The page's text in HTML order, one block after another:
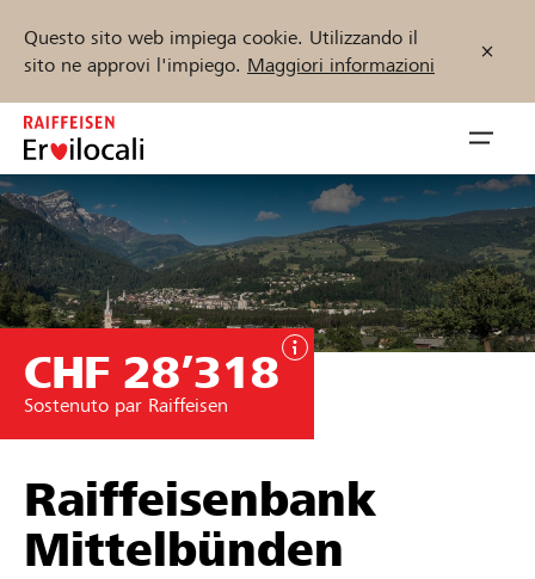
Questo sito web impiega cookie. Utilizzando il
sito ne approvi l'impiego. Maggiori informazioni
Zum
Inhalt
springen
öffnen
Sostenere
Aiuto & supporto
Partner / Banche Raiffeisen
Trova progetti e organizzazioni
Inizia ora
CHF 28’318
Sostenuto par Raiffeisen
Raiffeisenbank
Mittelbünden